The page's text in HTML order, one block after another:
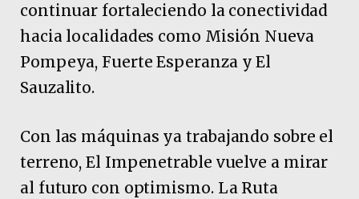
continuar fortaleciendo la conectividad
hacia localidades como Misión Nueva
Pompeya, Fuerte Esperanza y El
Sauzalito.
Con las máquinas ya trabajando sobre el
terreno, El Impenetrable vuelve a mirar
al futuro con optimismo. La Ruta